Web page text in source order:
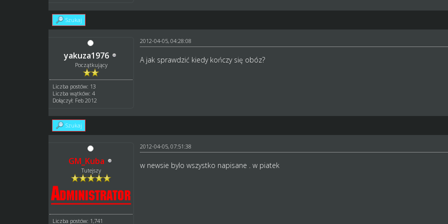
Szukaj
yakuza1976
Początkujący
Liczba postów: 13
Liczba wątków: 4
Dołączył: Feb 2012
2012-04-05, 04:28:08
A jak sprawdzić kiedy kończy się obóz?
Szukaj
GM_Kuba
Tutejszy
Liczba postów: 1,741
2012-04-05, 07:51:38
w newsie bylo wszystko napisane . w piatek